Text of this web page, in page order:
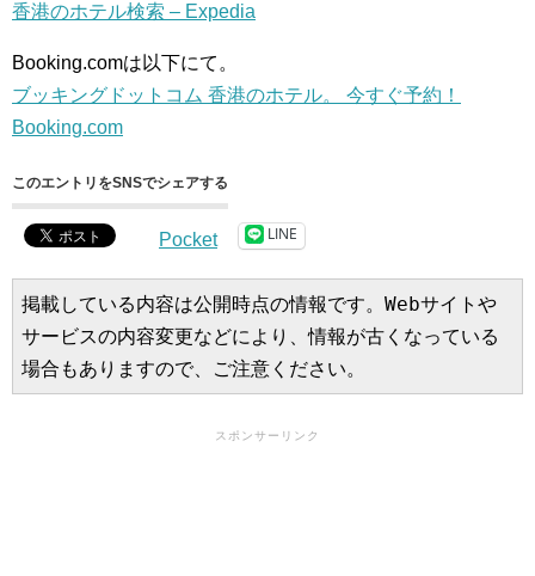
香港のホテル検索 – Expedia
Booking.comは以下にて。
ブッキングドットコム 香港のホテル。 今すぐ予約！
Booking.com
このエントリをSNSでシェアする
Pocket LINE
掲載している内容は公開時点の情報です。Webサイトや
サービスの内容変更などにより、情報が古くなっている
場合もありますので、ご注意ください。
スポンサーリンク